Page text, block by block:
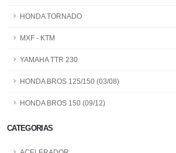
HONDA TORNADO
MXF - KTM
YAMAHA TTR 230
HONDA BROS 125/150 (03/08)
HONDA BROS 150 (09/12)
CATEGORIAS